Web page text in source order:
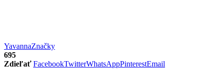
YavannaZnačky
695
Zdieľať FacebookTwitterWhatsAppPinterestEmail